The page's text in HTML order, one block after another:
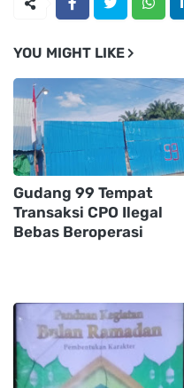
YOU MIGHT LIKE
Gudang 99 Tempat
Transaksi CPO Ilegal
Bebas Beroperasi